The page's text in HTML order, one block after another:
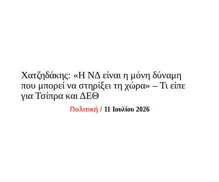
Χατζηδάκης: «Η ΝΔ είναι η μόνη δύναμη
που μπορεί να στηρίξει τη χώρα» – Τι είπε
για Τσίπρα και ΔΕΘ
Πολιτική / 11 Ιουλίου 2026